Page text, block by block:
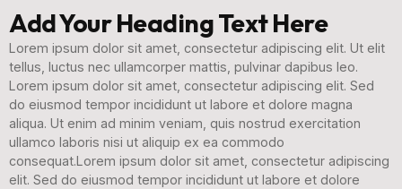
Add Your Heading Text Here
Lorem ipsum dolor sit amet, consectetur adipiscing elit. Ut elit
tellus, luctus nec ullamcorper mattis, pulvinar dapibus leo.
Lorem ipsum dolor sit amet, consectetur adipiscing elit. Sed
do eiusmod tempor incididunt ut labore et dolore magna
aliqua. Ut enim ad minim veniam, quis nostrud exercitation
ullamco laboris nisi ut aliquip ex ea commodo
consequat.Lorem ipsum dolor sit amet, consectetur adipiscing
elit. Sed do eiusmod tempor incididunt ut labore et dolore